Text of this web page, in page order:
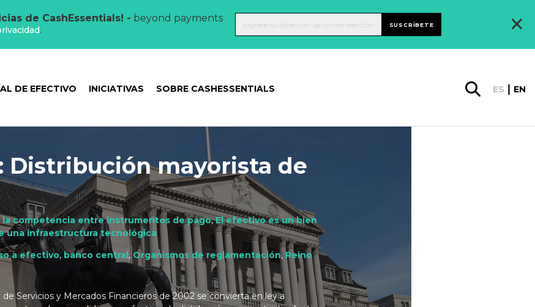
de CashEssentials! - beyond payments
. SUSCRÍBETE ×
DE EFECTIVO INICIATIVAS SOBRE CASHESSENTIALS ES EN
Distribución mayorista de
la competencia entre instrumentos de pago,El efectivo es un bien
una infraestructura tecnológica
a efectivo,banco central,Organismos de reglamentación, Reino
Servicios y Mercados Financieros de 2002 se convierta en ley a